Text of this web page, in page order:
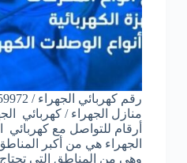
منازل الجهراء / كهربائي
أرقام للتواصل مع
الجهراء هي من أكبر
وهي من المناطق التي تحتاج